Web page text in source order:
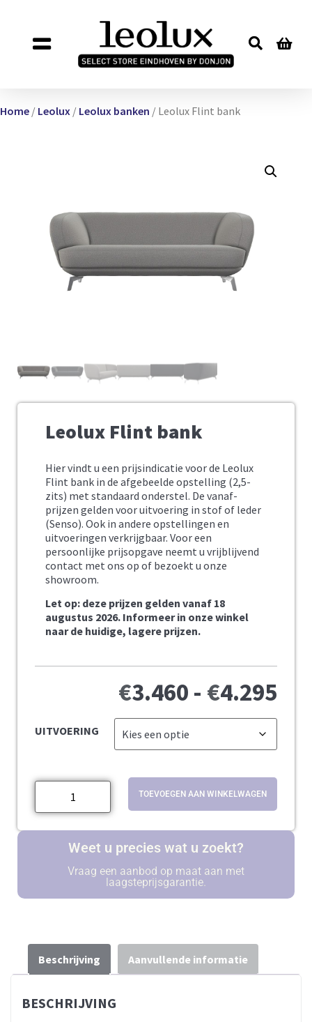
Home / Leolux / Leolux banken / Leolux Flint bank
Leolux Flint bank
Hier vindt u een prijsindicatie voor de Leolux
Flint bank in de afgebeelde opstelling (2,5-
zits) met standaard onderstel. De vanaf-
prijzen gelden voor uitvoering in stof of leder
(Senso). Ook in andere opstellingen en
uitvoeringen verkrijgbaar. Voor een
persoonlijke prijsopgave neemt u vrijblijvend
contact met ons op of bezoekt u onze
showroom.
Let op: deze prijzen gelden vanaf 18
augustus 2026. Informeer in onze winkel
naar de huidige, lagere prijzen.
€3.460 - €4.295
UITVOERING
TOEVOEGEN AAN WINKELWAGEN
Weet u precies wat u zoekt?
Vraag een aanbod op maat aan met
laagsteprijsgarantie.
Beschrijving Aanvullende informatie
BESCHRIJVING